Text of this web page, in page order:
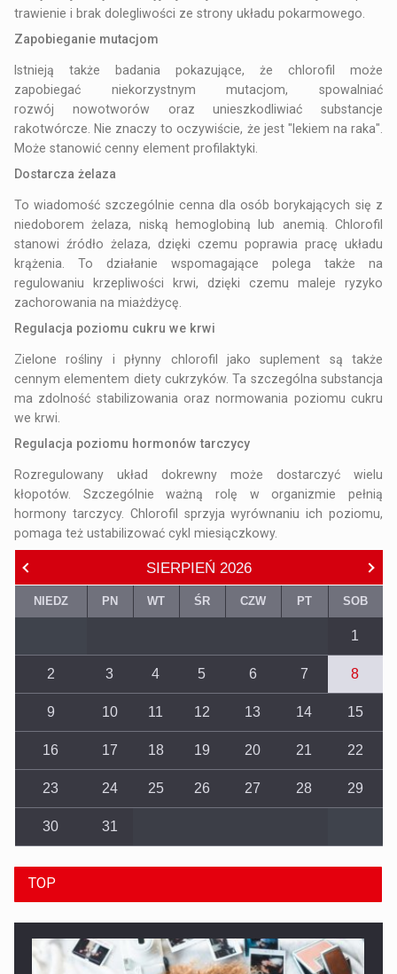
trawienie i brak dolegliwości ze strony układu pokarmowego.
Zapobieganie mutacjom
Istnieją także badania pokazujące, że chlorofil może
zapobiegać niekorzystnym mutacjom, spowalniać
rozwój nowotworów oraz unieszkodliwiać substancje
rakotwórcze. Nie znaczy to oczywiście, że jest "lekiem na raka".
Może stanowić cenny element profilaktyki.
Dostarcza żelaza
To wiadomość szczególnie cenna dla osób borykających się z
niedoborem żelaza, niską hemoglobiną lub anemią. Chlorofil
stanowi źródło żelaza, dzięki czemu poprawia pracę układu
krążenia. To działanie wspomagające polega także na
regulowaniu krzepliwości krwi, dzięki czemu maleje ryzyko
zachorowania na miażdżycę.
Regulacja poziomu cukru we krwi
Zielone rośliny i płynny chlorofil jako suplement są także
cennym elementem diety cukrzyków. Ta szczególna substancja
ma zdolność stabilizowania oraz normowania poziomu cukru
we krwi.
Regulacja poziomu hormonów tarczycy
Rozregulowany układ dokrewny może dostarczyć wielu
kłopotów. Szczególnie ważną rolę w organizmie pełnią
hormony tarczycy. Chlorofil sprzyja wyrównaniu ich poziomu,
pomaga też ustabilizować cykl miesiączkowy.
SIERPIEŃ 2026
NIEDZ PN WT ŚR CZW PT SOB
1
2 3 4 5 6 7 8
9 10 11 12 13 14 15
16 17 18 19 20 21 22
23 24 25 26 27 28 29
30 31
TOP